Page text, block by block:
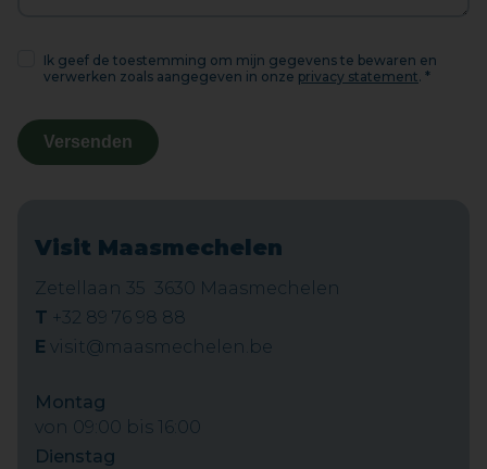
Ik geef de toestemming om mijn gegevens te bewaren en
verwerken zoals aangegeven in onze privacy statement. *
Versenden
Visit Maasmechelen
Zetellaan 35 3630 Maasmechelen
T +32 89 76 98 88
E visit@maasmechelen.be
Montag
von 09:00 bis 16:00
Dienstag